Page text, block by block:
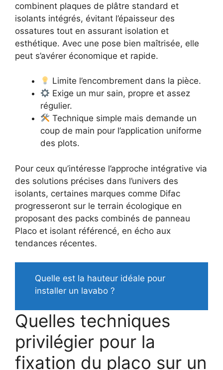
combinent plaques de plâtre standard et
isolants intégrés, évitant l’épaisseur des
ossatures tout en assurant isolation et
esthétique. Avec une pose bien maîtrisée, elle
peut s’avérer économique et rapide.
Limite l’encombrement dans la pièce.
Exige un mur sain, propre et assez
régulier.
Technique simple mais demande un
coup de main pour l’application uniforme
des plots.
Pour ceux qu’intéresse l’approche intégrative via
des solutions précises dans l’univers des
isolants, certaines marques comme Difac
progresseront sur le terrain écologique en
proposant des packs combinés de panneau
Placo et isolant référencé, en écho aux
tendances récentes.
Quelle est la hauteur idéale pour
installer un lavabo ?
Quelles techniques
privilégier pour la
fixation du placo sur un